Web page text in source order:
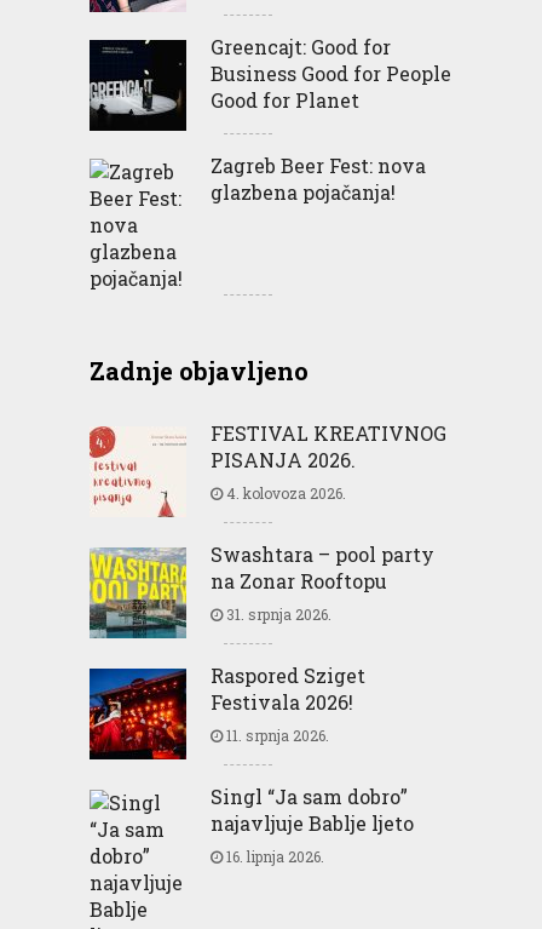
Greencajt: Good for
Business Good for People
Good for Planet
Zagreb Beer Fest: nova
glazbena pojačanja!
Zadnje objavljeno
FESTIVAL KREATIVNOG
PISANJA 2026.
4. kolovoza 2026.
Swashtara – pool party
na Zonar Rooftopu
31. srpnja 2026.
Raspored Sziget
Festivala 2026!
11. srpnja 2026.
Singl “Ja sam dobro”
najavljuje Bablje ljeto
16. lipnja 2026.